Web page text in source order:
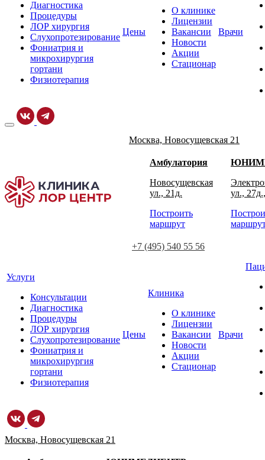
Диагностика
Процедуры
ЛОР хирургия
Слухопротезирование
Фониатрия и
микрохирургия
гортани
Физиотерапия
Цены
О клинике
Лицензии
Вакансии
Новости
Акции
Стационар
Врачи
Москва, Новосущевская 21
Амбулатория
Новосущевская
ул., 21д.
Построить
маршрут
ул.,
+7 (495) 540 55 56
Услуги
Консультации
Диагностика
Процедуры
ЛОР хирургия
Слухопротезирование
Фониатрия и
микрохирургия
гортани
Физиотерапия
Цены
Клиника
О клинике
Лицензии
Вакансии
Новости
Акции
Стационар
Врачи
Москва, Новосущевская 21